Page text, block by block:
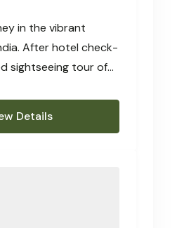
in the vibrant
After hotel check-
sightseeing tour of
Details